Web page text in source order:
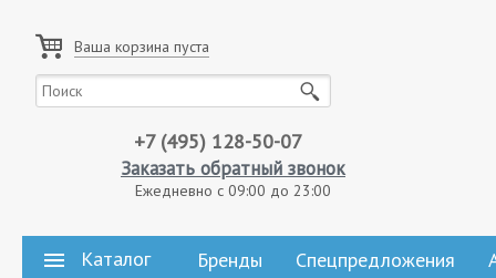
Ваша корзина пуста
+7 (495) 128-50-07
Заказать обратный звонок
Ежедневно с 09:00 до 23:00
Каталог Бренды Спецпредложения